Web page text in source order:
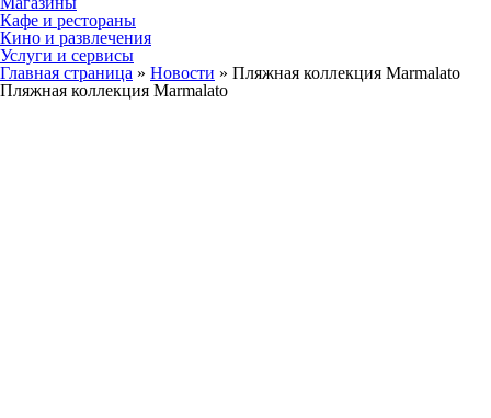
Кафе и рестораны
Кино и развлечения
Услуги и сервисы
Главная страница » Новости » Пляжная коллекция Marmalato
Пляжная коллекция Marmalato